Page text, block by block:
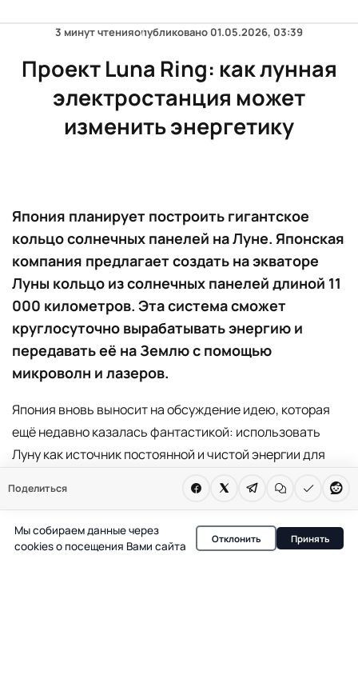
Поделиться
3 минут чтенияопубликовано 01.05.2026, 03:39
Проект Luna Ring: как лунная
электростанция может
изменить энергетику
Япония планирует построить гигантское
кольцо солнечных панелей на Луне. Японская
компания предлагает создать на экваторе
Луны кольцо из солнечных панелей длиной 11
000 километров. Эта система сможет
круглосуточно вырабатывать энергию и
передавать её на Землю с помощью
микроволн и лазеров.
Япония вновь выносит на обсуждение идею, которая
ещё недавно казалась фантастикой: использовать
Луну как источник постоянной и чистой энергии для
проекте Luna Ring — строительстве кольца из
солнечных панелей по экватору Луны, способного
обеспечить Землю электроэнергией без перебоев.
Мы собираем данные через
cookies о посещения Вами сайта
Отклонить Принять